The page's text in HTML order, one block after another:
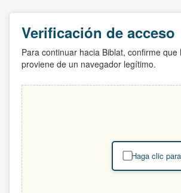
Verificación de acceso
Para continuar hacia Biblat, confirme que
proviene de un navegador legítimo.
Haga clic